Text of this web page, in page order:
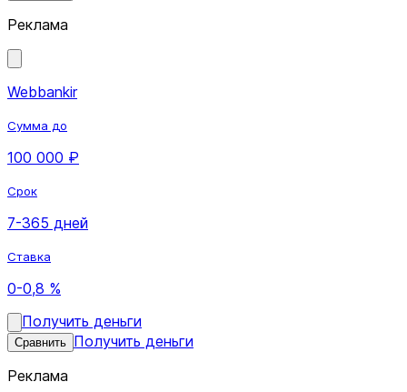
Реклама
Webbankir
Сумма до
100 000 ₽
Срок
7-365 дней
Ставка
0-0,8 %
Получить деньги
Сравнить Получить деньги
Реклама